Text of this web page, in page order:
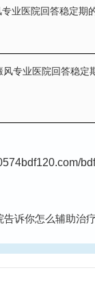
业医院回答稳定期
风专业医院回答稳定
诉你怎么辅助治